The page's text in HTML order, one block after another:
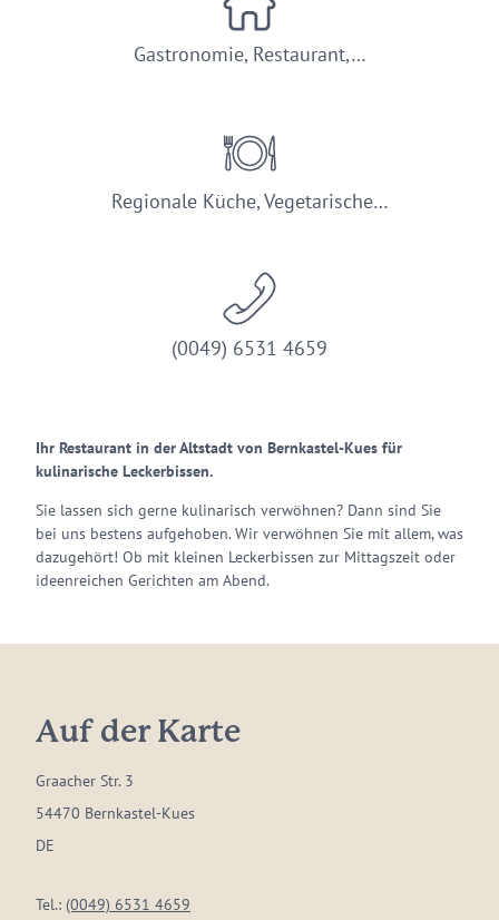
Gastronomie, Restaurant,…
Regionale Küche, Vegetarische…
(0049) 6531 4659
Ihr Restaurant in der Altstadt von Bernkastel-Kues für
kulinarische Leckerbissen.
Sie lassen sich gerne kulinarisch verwöhnen? Dann sind Sie
bei uns bestens aufgehoben. Wir verwöhnen Sie mit allem, was
dazugehört! Ob mit kleinen Leckerbissen zur Mittagszeit oder
ideenreichen Gerichten am Abend.
Auf der Karte
Graacher Str. 3
54470 Bernkastel-Kues
DE
Tel.: (0049) 6531 4659